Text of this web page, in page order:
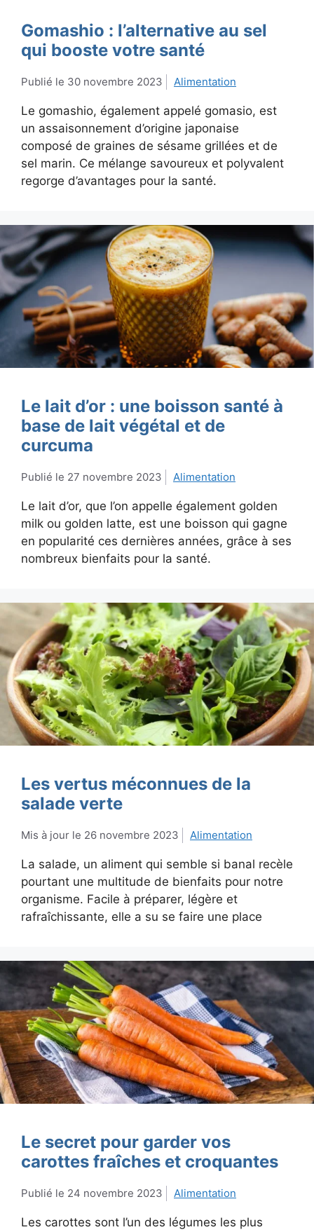
Gomashio : l’alternative au sel
qui booste votre santé
30 novembre 2023 Alimentation
Le gomashio, également appelé gomasio, est
un assaisonnement d’origine japonaise
composé de graines de sésame grillées et de
sel marin. Ce mélange savoureux et polyvalent
regorge d’avantages pour la santé.
Le lait d’or : une boisson santé à
base de lait végétal et de
curcuma
27 novembre 2023 Alimentation
Le lait d’or, que l’on appelle également golden
milk ou golden latte, est une boisson qui gagne
en popularité ces dernières années, grâce à ses
nombreux bienfaits pour la santé.
Les vertus méconnues de la
salade verte
26 novembre 2023 Alimentation
La salade, un aliment qui semble si banal recèle
pourtant une multitude de bienfaits pour notre
organisme. Facile à préparer, légère et
rafraîchissante, elle a su se faire une place
Le secret pour garder vos
carottes fraîches et croquantes
24 novembre 2023 Alimentation
Les carottes sont l’un des légumes les plus